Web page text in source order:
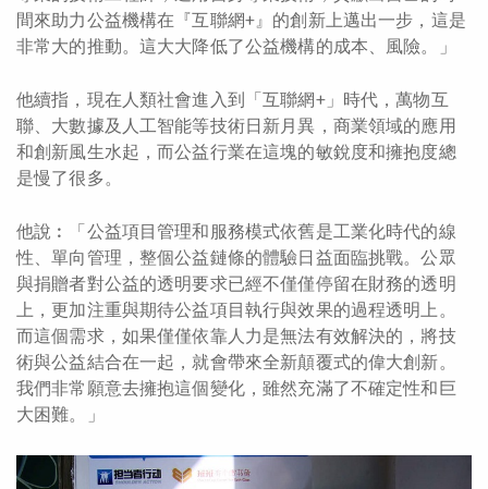
間來助力公益機構在『互聯網+』的創新上邁出一步，這是
非常大的推動。這大大降低了公益機構的成本、風險。」
他續指，現在人類社會進入到「互聯網+」時代，萬物互
聯、大數據及人工智能等技術日新月異，商業領域的應用
和創新風生水起，而公益行業在這塊的敏銳度和擁抱度總
是慢了很多。
他說︰「公益項目管理和服務模式依舊是工業化時代的線
性、單向管理，整個公益鏈條的體驗日益面臨挑戰。公眾
與捐贈者對公益的透明要求已經不僅僅停留在財務的透明
上，更加注重與期待公益項目執行與效果的過程透明上。
而這個需求，如果僅僅依靠人力是無法有效解決的，將技
術與公益結合在一起，就會帶來全新顛覆式的偉大創新。
我們非常願意去擁抱這個變化，雖然充滿了不確定性和巨
大困難。」